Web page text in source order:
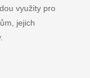
využity pro
jejich